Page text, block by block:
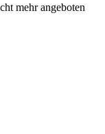
mehr angeboten